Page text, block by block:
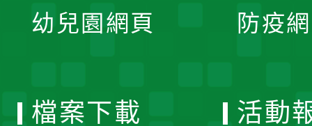
幼兒園網頁 防疫
檔案下載 活動